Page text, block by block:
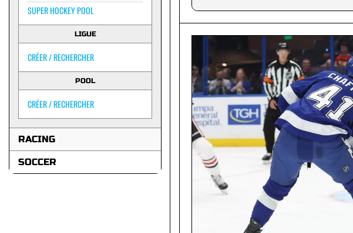
SUPER HOCKEY POOL
LIGUE
CRÉER / RECHERCHER
POOL
CRÉER / RECHERCHER
RACING
SOCCER